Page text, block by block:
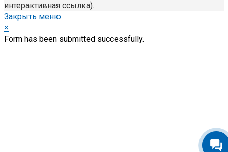
интерактивная ссылка).
Закрыть меню
×
Form has been submitted successfully.